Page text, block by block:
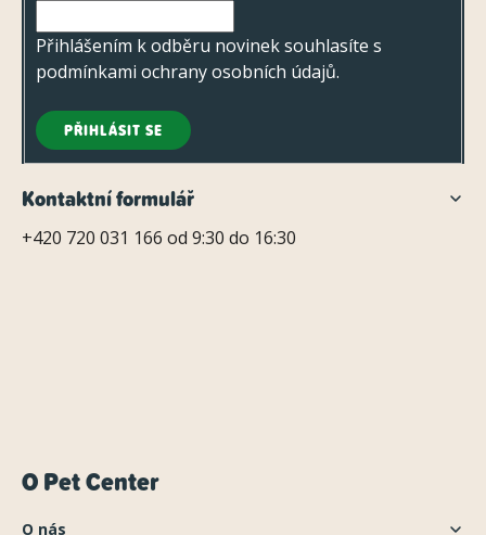
Přihlášením k odběru novinek souhlasíte s
podmínkami ochrany osobních údajů.
PŘIHLÁSIT SE
Kontaktní formulář
+420 720 031 166 od 9:30 do 16:30
O Pet Center
O nás